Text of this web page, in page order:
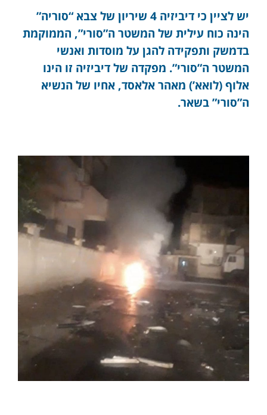
יש לציין כי דיביזיה 4 שיריון של צבא “סוריה”
הינה כוח עילית של המשטר ה”סורי”, הממוקמת
בדמשק ותפקידה להגן על מוסדות ואנשי
המשטר ה”סורי”. מפקדה של דיביזיה זו הינו
אלוף (לואא’) מאהר אלאסד, אחיו של הנשיא
ה”סורי” בשאר.